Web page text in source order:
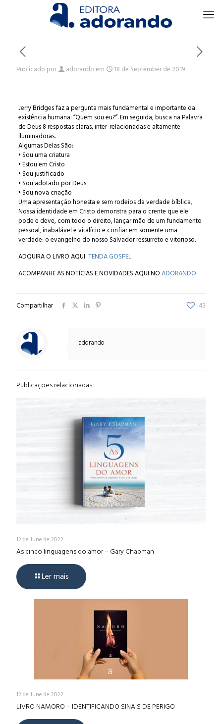
Publicado por adorandoem 18 de September de 2019
Jerry Bridges faz a pergunta mais fundamental e importante da
existência humana: “Quem sou eu?”. Em seguida, busca na Palavra
de Deus 8 respostas claras, inter-relacionadas e altamente
iluminadoras.
Algumas Delas São:
• Sou uma criatura
• Estou em Cristo
• Sou justificado
• Sou adotado por Deus
• Sou nova criação
Uma apresentação honesta e sem rodeios da verdade bíblica,
Nossa identidade em Cristo demonstra para o crente que ele
pode e deve, com todo o direito, lançar mão de um fundamento
pessoal, inabalável e vitalício e confiar em somente uma
verdade: o evangelho do nosso Salvador ressurreto e vitorioso.
ADQUIRA O LIVRO AQUI:TENDA GOSPEL
ACOMPANHE AS NOTÍCIAS E NOVIDADES AQUI NOADORANDO
Compartilhar 43
adorando
Publicações relacionadas
12 de June de 2022
As cinco linguagens do amor – Gary Chapman
Ler mais
12 de June de 2022
LIVRO NAMORO – IDENTIFICANDO SINAIS DE PERIGO